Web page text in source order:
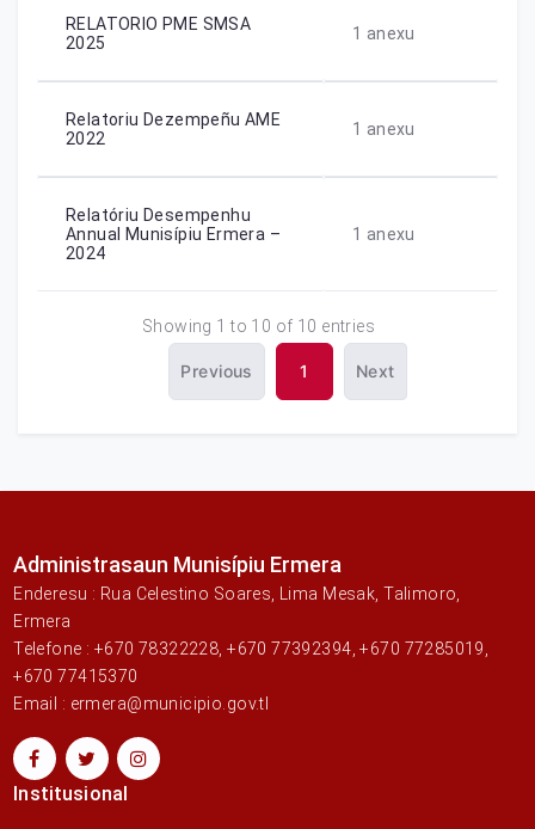
RELATORIO PME SMSA
2025
1 anexu
Relatoriu Dezempeñu AME
2022
1 anexu
Relatóriu Desempenhu
Annual Munisípiu Ermera –
2024
1 anexu
Showing 1 to 10 of 10 entries
Previous 1 Next
Administrasaun Munisípiu Ermera
Enderesu : Rua Celestino Soares, Lima Mesak, Talimoro,
Ermera
Telefone : +670 78322228, +670 77392394, +670 77285019,
+670 77415370
Email : ermera@municipio.gov.tl
Institusional